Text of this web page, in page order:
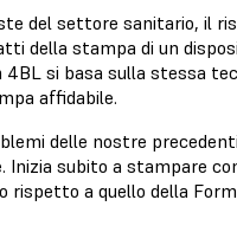
del settore sanitario, il
della stampa di un
4BL si basa sulla stessa
affidabile.
delle nostre
Inizia subito a stampare
rispetto a quello della